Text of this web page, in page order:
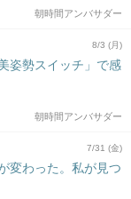
朝時間アンバサダー
8/3 (月)
姿勢スイッチ」で感
朝時間アンバサダー
7/31 (金)
変わった。私が見つ